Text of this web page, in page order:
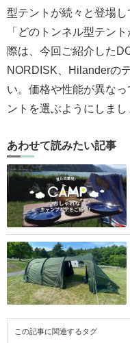
型テントが続々と登場し
「どのトンネル型テン
際は、今回ご紹介した
NORDISK、Hilanderの
い。価格や性能が異な
ントを選ぶようにしまし
あわせて読みたい記事
この記事に関連するタグ